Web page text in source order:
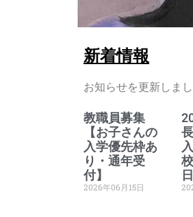
新着情報
お知らせを更新しまし
教職員募集
【お子さんの
入学優先枠あ
り・通年受
付】
2026年06月15日